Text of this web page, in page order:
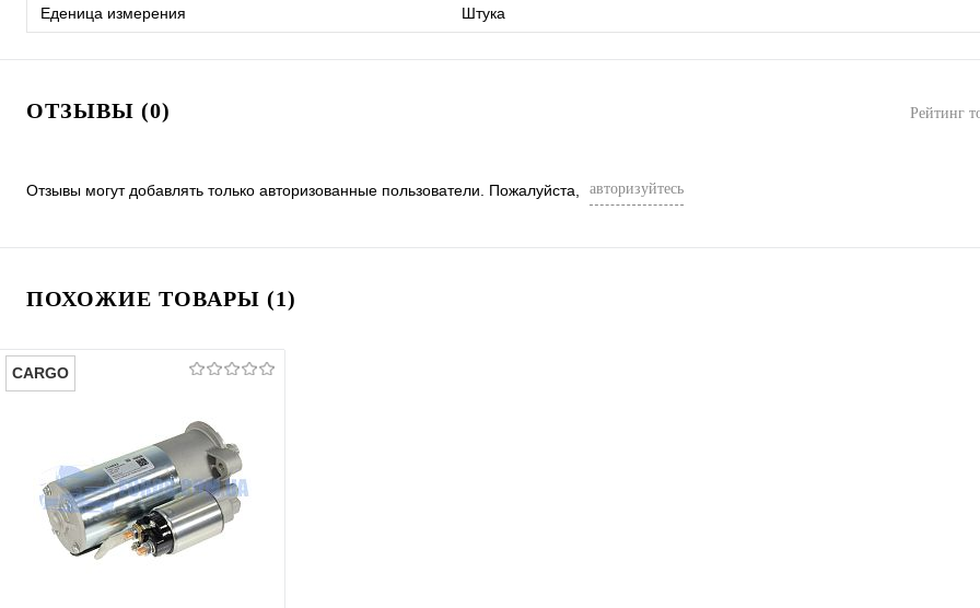
Еденица измерения Штука
ОТЗЫВЫ (0) Рейтинг
Отзывы могут добавлять только авторизованные пользователи. Пожалуйста, авторизуйтесь
ПОХОЖИЕ ТОВАРЫ (1)
CARGO